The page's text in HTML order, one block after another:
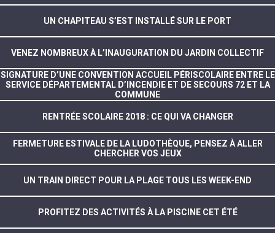
UN CHAPITEAU S’EST INSTALLÉ SUR LE PORT
VENEZ NOMBREUX À L’INAUGURATION DU JARDIN COLLECTIF
SIGNATURE D’UNE CONVENTION ACCUEIL PÉRISCOLAIRE ENTRE LE
SERVICE DÉPARTEMENTAL D’INCENDIE ET DE SECOURS 72 ET LA
COMMUNE
RENTRÉE SCOLAIRE 2018 : CE QUI VA CHANGER
FERMETURE ESTIVALE DE LA LUDOTHÈQUE, PENSEZ À ALLER
CHERCHER VOS JEUX
UN TRAIN DIRECT POUR LA PLAGE TOUS LES WEEK-END
PROFITEZ DES ACTIVITÉS À LA PISCINE CET ÉTÉ